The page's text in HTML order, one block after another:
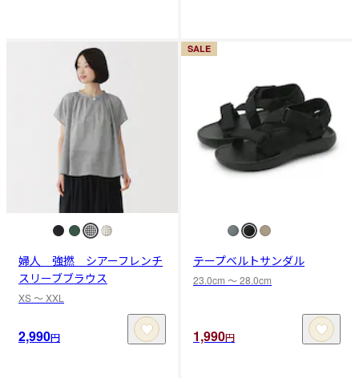
婦人 強撚 シアーフレンチ
スリーブブラウス
XS 〜 XXL
2,990円
SALE
テープベルトサンダル
23.0cm 〜 28.0cm
1,990円